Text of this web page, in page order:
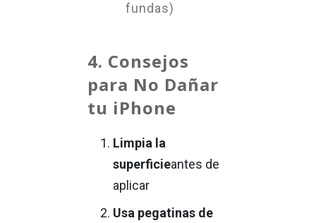
fundas)
4. Consejos
para No Dañar
tu iPhone
Limpia la
superficieantes de
aplicar
Usa pegatinas de